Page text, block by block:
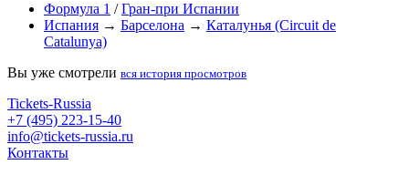
Формула 1 /Гран-при Испании
Испания → Барселона → Каталунья (Circuit de
Catalunya)
Вы уже смотрели вся история просмотров
Tickets-Russia
+7 (495) 223-15-40
info@tickets-russia.ru
Контакты